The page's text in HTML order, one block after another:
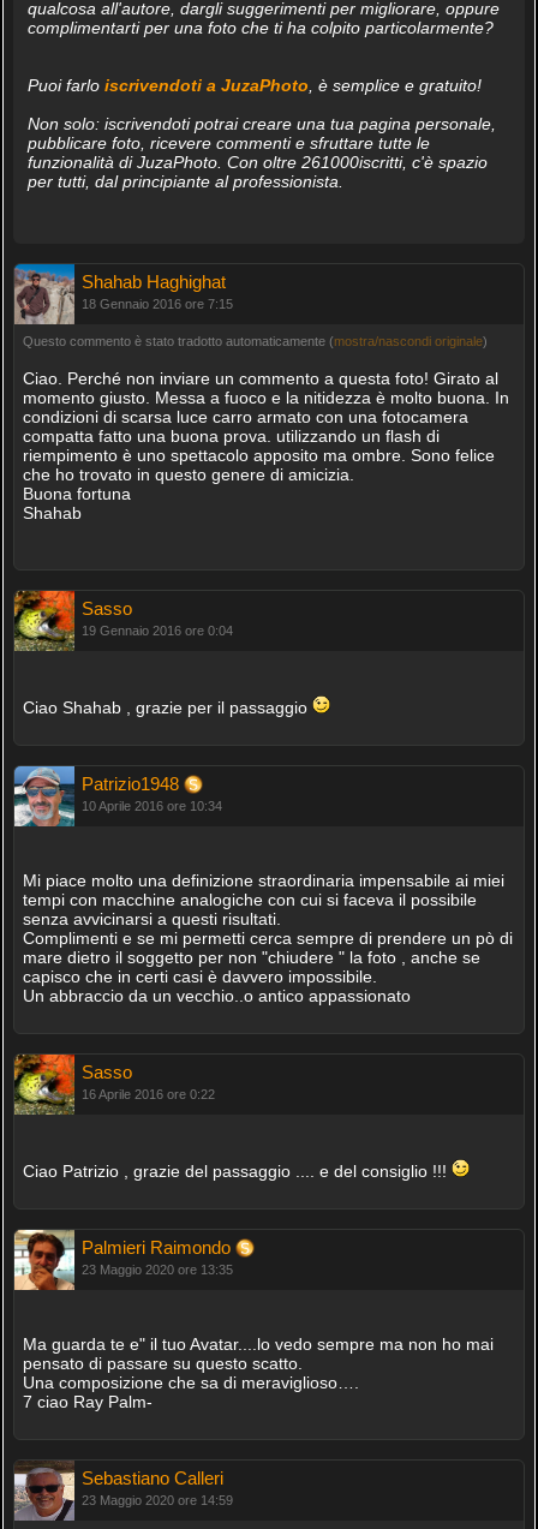
qualcosa all'autore, dargli suggerimenti per migliorare, oppure
complimentarti per una foto che ti ha colpito particolarmente?
Puoi farlo iscrivendoti a JuzaPhoto , è semplice e gratuito!
Non solo: iscrivendoti potrai creare una tua pagina personale,
pubblicare foto, ricevere commenti e sfruttare tutte le
funzionalità di JuzaPhoto. Con oltre 261000iscritti, c'è spazio
per tutti, dal principiante al professionista.
Shahab Haghighat
18 Gennaio 2016 ore 7:15
Questo commento è stato tradotto automaticamente (mostra/nascondi originale)
Ciao. Perché non inviare un commento a questa foto! Girato al
momento giusto. Messa a fuoco e la nitidezza è molto buona. In
condizioni di scarsa luce carro armato con una fotocamera
compatta fatto una buona prova. utilizzando un flash di
riempimento è uno spettacolo apposito ma ombre. Sono felice
che ho trovato in questo genere di amicizia.
Buona fortuna
Shahab
Sasso
19 Gennaio 2016 ore 0:04
Ciao Shahab , grazie per il passaggio
Patrizio1948
10 Aprile 2016 ore 10:34
Mi piace molto una definizione straordinaria impensabile ai miei
tempi con macchine analogiche con cui si faceva il possibile
senza avvicinarsi a questi risultati.
Complimenti e se mi permetti cerca sempre di prendere un pò di
mare dietro il soggetto per non "chiudere " la foto , anche se
capisco che in certi casi è davvero impossibile.
Un abbraccio da un vecchio..o antico appassionato
Sasso
16 Aprile 2016 ore 0:22
Ciao Patrizio , grazie del passaggio .... e del consiglio !!!
Palmieri Raimondo
23 Maggio 2020 ore 13:35
Ma guarda te e" il tuo Avatar....lo vedo sempre ma non ho mai
pensato di passare su questo scatto.
Una composizione che sa di meraviglioso….
7 ciao Ray Palm-
Sebastiano Calleri
23 Maggio 2020 ore 14:59